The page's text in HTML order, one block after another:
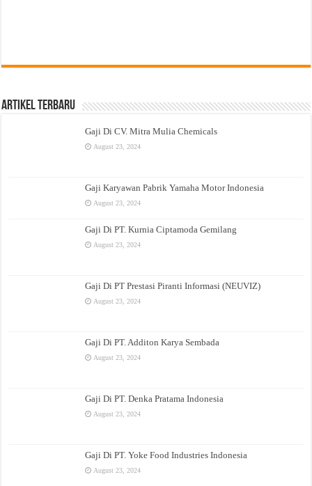
Artikel Terbaru
Gaji Di CV. Mitra Mulia Chemicals
August 23, 2024
Gaji Karyawan Pabrik Yamaha Motor Indonesia
August 23, 2024
Gaji Di PT. Kurnia Ciptamoda Gemilang
August 23, 2024
Gaji Di PT Prestasi Piranti Informasi (NEUVIZ)
August 23, 2024
Gaji Di PT. Additon Karya Sembada
August 23, 2024
Gaji Di PT. Denka Pratama Indonesia
August 23, 2024
Gaji Di PT. Yoke Food Industries Indonesia
August 23, 2024